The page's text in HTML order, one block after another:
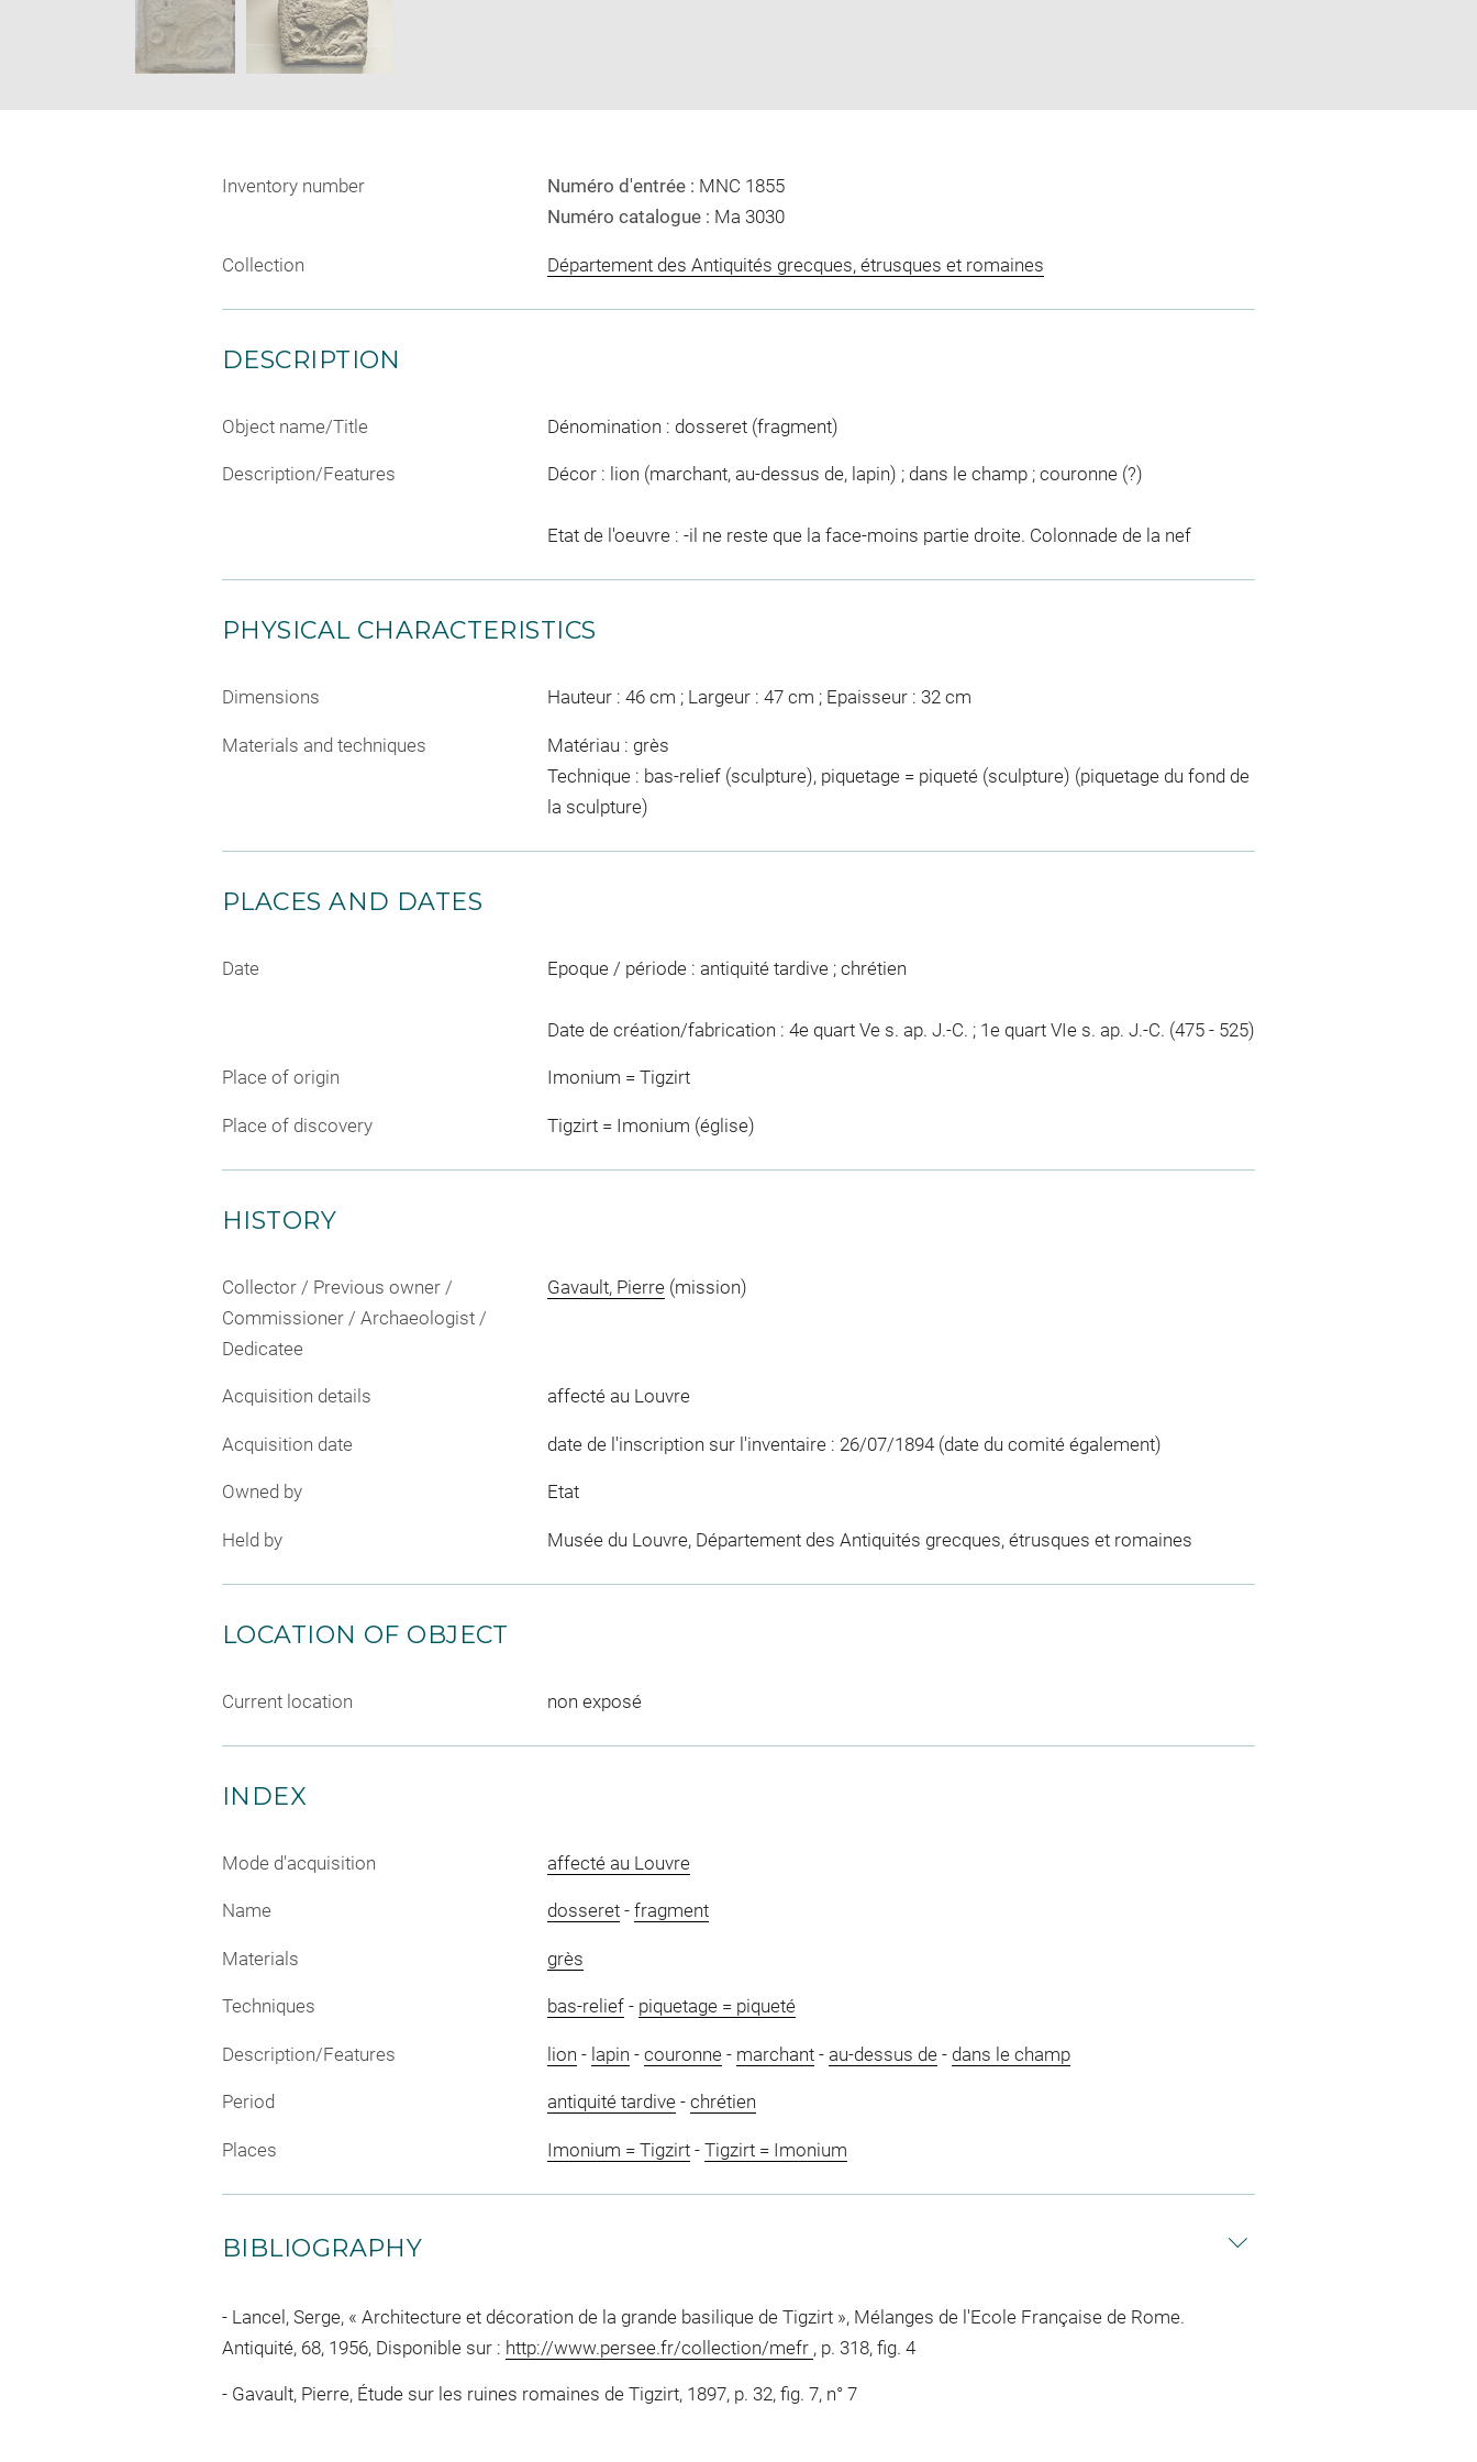
Inventory number Numéro d'entrée : MNC 1855
Numéro catalogue : Ma 3030
Collection Département des Antiquités grecques, étrusques et romaines
DESCRIPTION
Object name/Title Dénomination : dosseret (fragment)
Description/Features Décor : lion (marchant, au-dessus de, lapin) ; dans le champ ; couronne (?)
Etat de l'oeuvre : -il ne reste que la face-moins partie droite. Colonnade de la nef
PHYSICAL CHARACTERISTICS
Dimensions Hauteur : 46 cm ; Largeur : 47 cm ; Epaisseur : 32 cm
Materials and techniques
Matériau : grès
Technique : bas-relief (sculpture), piquetage = piqueté (sculpture) (piquetage du fond de
la sculpture)
PLACES AND DATES
Date Epoque / période : antiquité tardive ; chrétien
Date de création/fabrication : 4e quart Ve s. ap. J.-C. ; 1e quart VIe s. ap. J.-C. (475 - 525)
Place of origin Imonium = Tigzirt
Place of discovery Tigzirt = Imonium (église)
HISTORY
Collector / Previous owner /
Commissioner / Archaeologist /
Dedicatee
Gavault, Pierre(mission)
Acquisition details affecté au Louvre
Acquisition date date de l'inscription sur l'inventaire : 26/07/1894 (date du comité également)
Owned by Etat
Held by Musée du Louvre, Département des Antiquités grecques, étrusques et romaines
LOCATION OF OBJECT
Current location non exposé
INDEX
Mode d'acquisition affecté au Louvre
Name dosseret- fragment
Materials grès
Techniques bas-relief- piquetage = piqueté
Description/Features lion - lapin - couronne- marchant- au-dessus de- dans le champ
Period antiquité tardive- chrétien
Places Imonium = Tigzirt- Tigzirt = Imonium
BIBLIOGRAPHY
Lancel, Serge, « Architecture et décoration de la grande basilique de Tigzirt », Mélanges de l'Ecole Française de Rome.
Antiquité, 68, 1956, Disponible sur : http://www.persee.fr/collection/mefr , p. 318, fig. 4
Gavault, Pierre, Étude sur les ruines romaines de Tigzirt, 1897, p. 32, fig. 7, n° 7